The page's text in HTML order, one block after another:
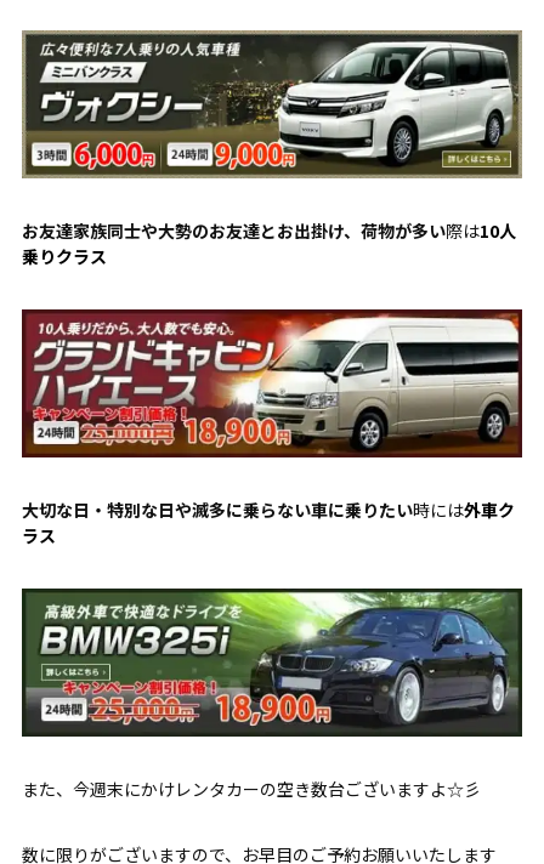
お友達家族同士や大勢のお友達とお出掛け、荷物が多い際は10人
乗りクラス
大切な日・特別な日や滅多に乗らない車に乗りたい時には外車ク
ラス
また、今週末にかけレンタカーの空き数台ございますよ☆彡
数に限りがございますので、お早目のご予約お願いいたします